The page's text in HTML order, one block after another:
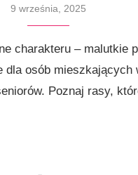
9 września, 2025
charakteru – malutkie
dla osób mieszkających
Poznaj rasy,